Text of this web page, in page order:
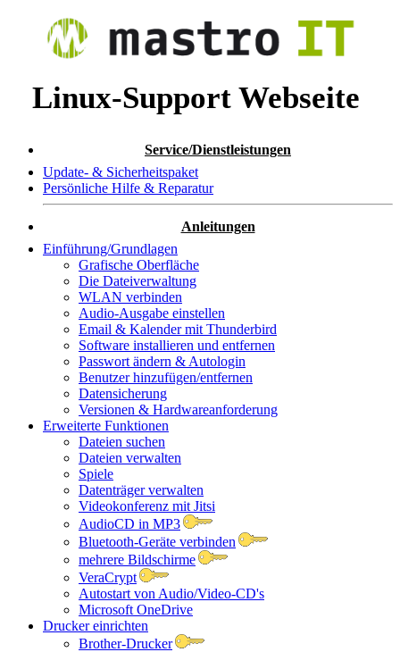
Linux-Support Webseite
Service/Dienstleistungen
Update- & Sicherheitspaket
Persönliche Hilfe & Reparatur
Anleitungen
Einführung/Grundlagen
Grafische Oberfläche
Die Dateiverwaltung
WLAN verbinden
Audio-Ausgabe einstellen
Email & Kalender mit Thunderbird
Software installieren und entfernen
Passwort ändern & Autologin
Benutzer hinzufügen/entfernen
Datensicherung
Versionen & Hardwareanforderung
Erweiterte Funktionen
Dateien suchen
Dateien verwalten
Spiele
Datenträger verwalten
Videokonferenz mit Jitsi
AudioCD in MP3
Bluetooth-Geräte verbinden
mehrere Bildschirme
VeraCrypt
Autostart von Audio/Video-CD's
Microsoft OneDrive
Drucker einrichten
Brother-Drucker